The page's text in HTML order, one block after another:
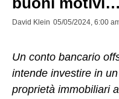
David Klein 05/05/2024, 6:00
Un conto bancario
intende investire in
proprietà immobiliari